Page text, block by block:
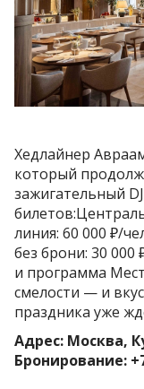
Хедлайнер
который
зажигательный
линия: 60 000 ₽/
без брони: 30
и программа
смелости — и
праздника уже
Адрес: Москва,
Бронирование: